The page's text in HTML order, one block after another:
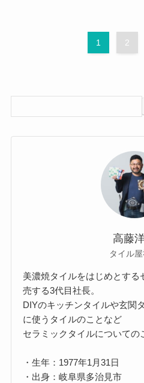
1 2
高藤
タイル
美濃焼タイルをはじめとする
売する3代目社長。
DIYのキッチンタイルや玄関
に使うタイルのことなど
セラミックタイルについての
・生年：1977年1月31日
・出身：岐阜県多治見市